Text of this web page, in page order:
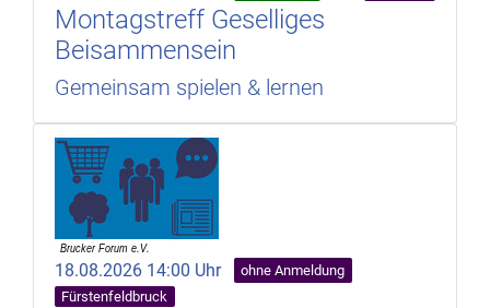
Montagstreff Geselliges
Beisammensein
Gemeinsam spielen & lernen
18.08.2026 14:00 Uhr
ohne Anmeldung
Fürstenfeldbruck